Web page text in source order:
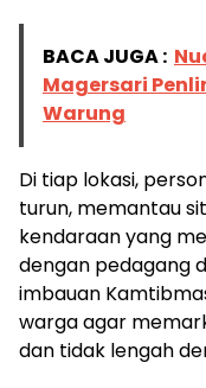
BACA JUGA :
Magersari
Warung
Di tiap lokasi,
turun, memantau
kendaraan yang
dengan pedagang
imbauan
warga agar
dan tidak lengah